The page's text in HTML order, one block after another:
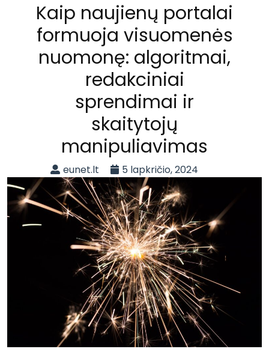
Kaip naujienų portalai
formuoja visuomenės
nuomonę: algoritmai,
redakciniai
sprendimai ir
skaitytojų
manipuliavimas
eunet.lt 5 lapkričio, 2024